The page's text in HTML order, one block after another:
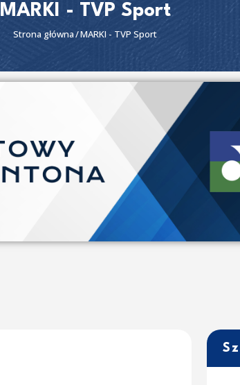
MARKI - TVP Sport
Strona główna MARKI - TVP Sport